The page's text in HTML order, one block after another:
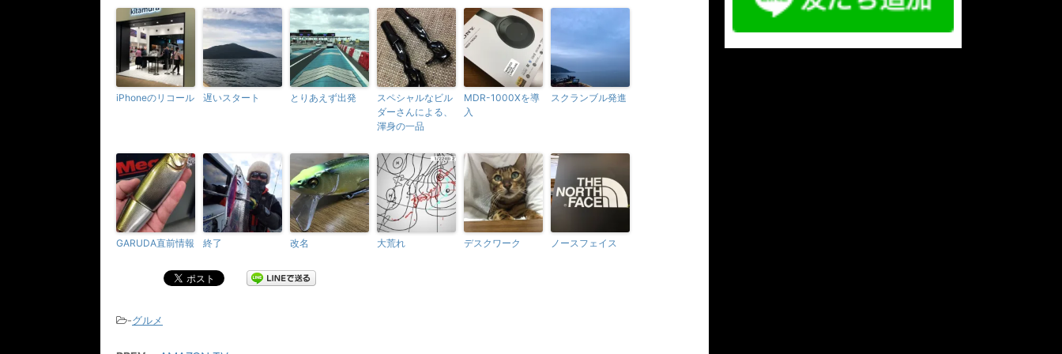
iPhoneのリコール 遅いスタート とりあえず出発
スペシャルなビル
ダーさんによる、
渾身の一品
MDR-1000Xを導
入
スクランブル発進
GARUDA直前情報 終了 改名 大荒れ デスクワーク ノースフェイス
-グルメ